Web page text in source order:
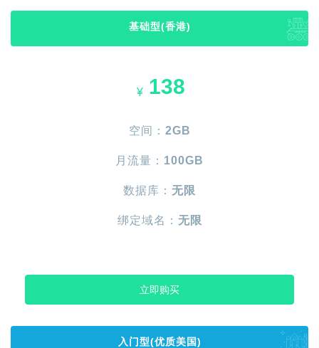
基础型(香港)
¥ 138
空间： 2GB
月流量： 100GB
数据库： 无限
绑定域名： 无限
立即购买
入门型(优质美国)